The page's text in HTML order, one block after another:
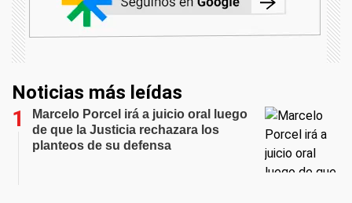
Noticias más leídas
Marcelo Porcel irá a juicio oral luego
de que la Justicia rechazara los
planteos de su defensa